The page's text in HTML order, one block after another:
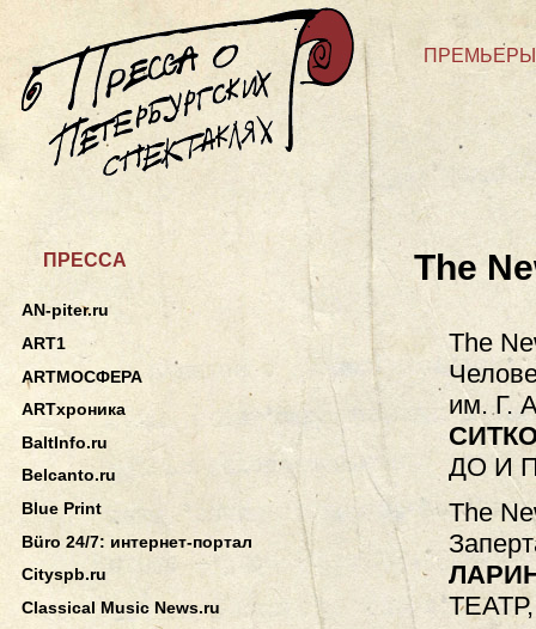
ПРЕМЬЕРЫ
The
The
им. Г.
ДО И
The
ПРЕССА
AN-piter.ru
ART1
ARTМОСФЕРА
ARTхроника
BaltInfo.ru
Belcanto.ru
Blue Print
Büro 24/7: интернет-портал
Cityspb.ru
Classical Music News.ru